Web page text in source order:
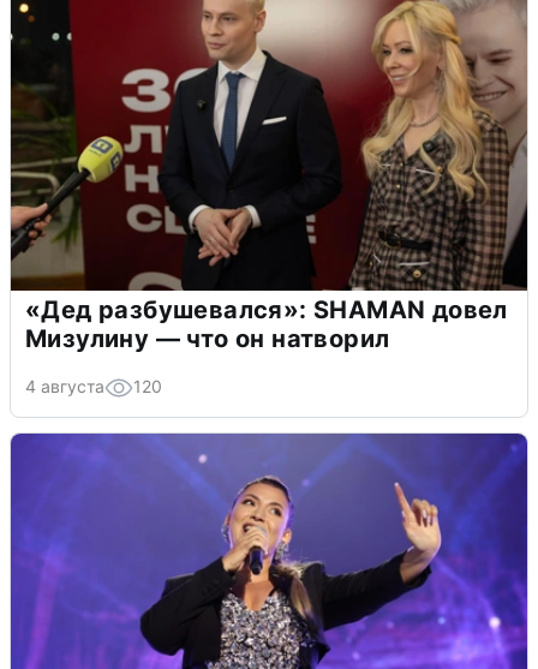
«Дед разбушевался»: SHAMAN довел
Мизулину — что он натворил
4 августа 120